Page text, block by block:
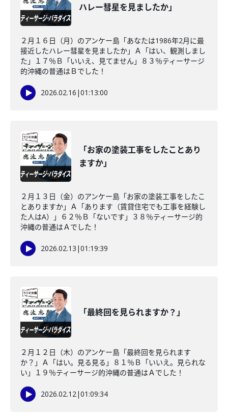
ハレー彗星を見ましたか」
２月１６日（月）のアンケー島「あなたは1986年2月に最
接近したハレー彗星を見ましたか」Ａ「はい、観測しまし
た」１７％Ｂ「いいえ、見てません」８３％ティーサージ
的沖縄の普通はＢでした！
2026.02.16 |01:13:00
「お家の塗装工事をしたことあり
ますか」
２月１３日（金）のアンケー島「お家の塗装工事をしたこ
とありますか」Ａ「あります（賃貸住宅でも工事を経験し
た人はA）」６２％Ｂ「ないです」３８％ティーサージ的
沖縄の普通はＡでした！
2026.02.13 |01:19:39
「最終回を見られますか？」
２月１２日（木）のアンケー島「最終回を見られます
か？」Ａ「はい。見る見る」８１％Ｂ「いいえ。見られな
い」１９％ティーサージ的沖縄の普通はＡでした！
2026.02.12|01:09:34